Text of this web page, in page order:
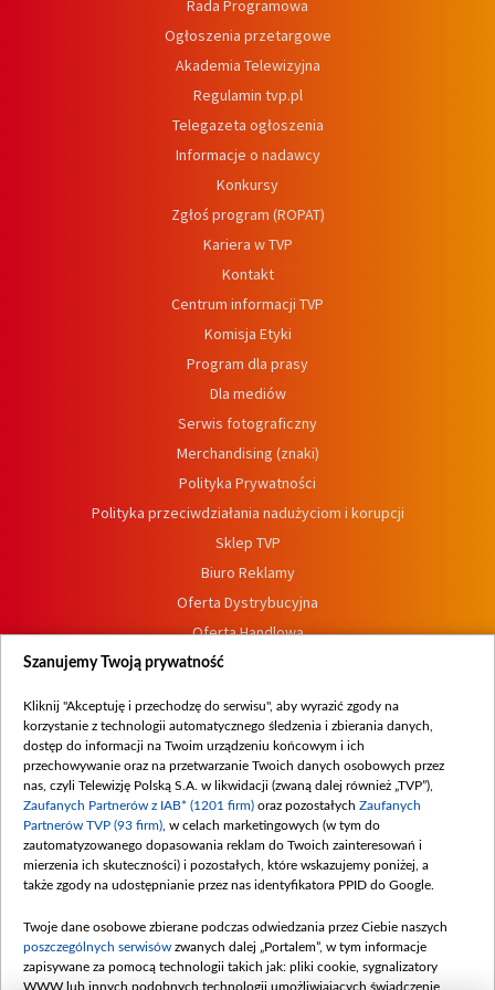
Rada Programowa
Ogłoszenia przetargowe
Akademia Telewizyjna
Regulamin tvp.pl
Telegazeta ogłoszenia
Informacje o nadawcy
Konkursy
Zgłoś program (ROPAT)
Kariera w TVP
Kontakt
Centrum informacji TVP
Komisja Etyki
Program dla prasy
Dla mediów
Serwis fotograficzny
Merchandising (znaki)
Polityka Prywatności
Polityka przeciwdziałania nadużyciom i korupcji
Sklep TVP
Biuro Reklamy
Oferta Dystrybucyjna
Oferta Handlowa
Dostępność
Procedura zgłoszeń wewnętrznych
Szanujemy Twoją prywatność
Kliknij "Akceptuję i przechodzę do serwisu", aby wyrazić zgody na
korzystanie z technologii automatycznego śledzenia i zbierania danych,
dostęp do informacji na Twoim urządzeniu końcowym i ich
przechowywanie oraz na przetwarzanie Twoich danych osobowych przez
nas, czyli Telewizję Polską S.A. w likwidacji (zwaną dalej również „TVP”),
Zaufanych Partnerów z IAB* (1201 firm) oraz pozostałych Zaufanych
Partnerów TVP (93 firm) , w celach marketingowych (w tym do
zautomatyzowanego dopasowania reklam do Twoich zainteresowań i
mierzenia ich skuteczności) i pozostałych, które wskazujemy poniżej, a
także zgody na udostępnianie przez nas identyfikatora PPID do Google.
Twoje dane osobowe zbierane podczas odwiedzania przez Ciebie naszych
poszczególnych serwisów zwanych dalej „Portalem”, w tym informacje
zapisywane za pomocą technologii takich jak: pliki cookie, sygnalizatory
WWW lub innych podobnych technologii umożliwiających świadczenie